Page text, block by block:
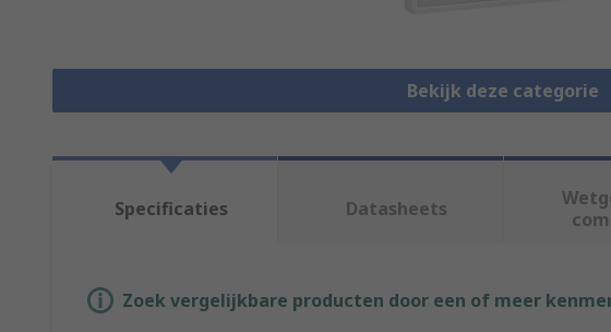
Bekijk deze categorie
Specificaties Datasheets
Zoek vergelijkbare producten door een of meer